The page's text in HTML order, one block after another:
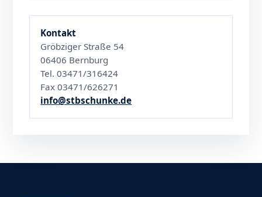
Kontakt
Gröbziger Straße 54
06406 Bernburg
Tel. 03471/316424
Fax 03471/626271
info@stbschunke.de